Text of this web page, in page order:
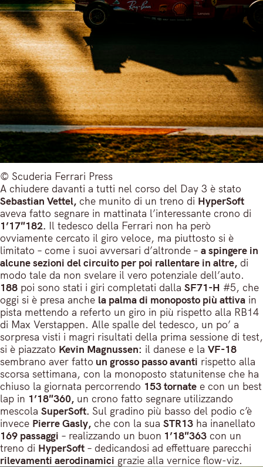
© Scuderia Ferrari Press
A chiudere davanti a tutti nel corso del Day 3 è stato
Sebastian Vettel, che munito di un treno di HyperSoft
aveva fatto segnare in mattinata l’interessante crono di
1’17″182. Il tedesco della Ferrari non ha però
ovviamente cercato il giro veloce, ma piuttosto si è
limitato – come i suoi avversari d’altronde – a spingere in
alcune sezioni del circuito per poi rallentare in altre, di
modo tale da non svelare il vero potenziale dell’auto.
188 poi sono stati i giri completati dalla SF71-H #5, che
oggi si è presa anche la palma di monoposto più attiva in
pista mettendo a referto un giro in più rispetto alla RB14
di Max Verstappen. Alle spalle del tedesco, un po’ a
sorpresa visti i magri risultati della prima sessione di test,
si è piazzato Kevin Magnussen: il danese e la VF-18
sembrano aver fatto un grosso passo avanti rispetto alla
scorsa settimana, con la monoposto statunitense che ha
chiuso la giornata percorrendo 153 tornate e con un best
lap in 1’18″360, un crono fatto segnare utilizzando
mescola SuperSoft. Sul gradino più basso del podio c’è
invece Pierre Gasly, che con la sua STR13 ha inanellato
169 passaggi – realizzando un buon 1’18″363 con un
treno di HyperSoft – dedicandosi ad effettuare parecchi
rilevamenti aerodinamici grazie alla vernice flow-viz.